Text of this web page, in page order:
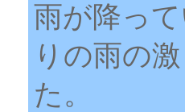
雨が降っ
りの雨の
た。